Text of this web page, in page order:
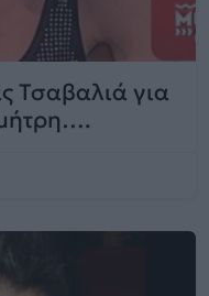
Τσαβαλιά για